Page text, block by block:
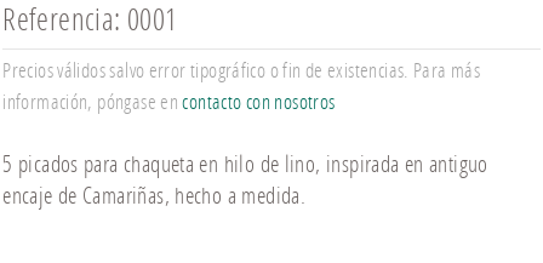
Referencia: 0001
Precios válidos salvo error tipográfico o fin de existencias. Para más
información, póngase encontacto con nosotros
5 picados para chaqueta en hilo de lino, inspirada en antiguo
encaje de Camariñas, hecho a medida.